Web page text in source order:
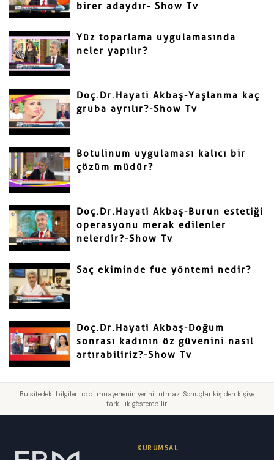
Gönder
birer adaydır- Show Tv
Yüz toparlama uygulamasında
neler yapılır?
Doç.Dr.Hayati Akbaş-Yaşlanma kaç
gruba ayrılır?-Show Tv
Botulinum uygulaması kalıcı bir
çözüm müdür?
Doç.Dr.Hayati Akbaş-Burun estetiği
operasyonu merak edilenler
nelerdir?-Show Tv
Saç ekiminde fue yöntemi nedir?
Doç.Dr.Hayati Akbaş-Doğum
sonrası kadının öz güvenini nasıl
artırabiliriz?-Show Tv
Bu sitedeki bilgiler tıbbi muayenenin yerini tutmaz. Sonuçlar kişiden kişiye
farklılık gösterebilir.
KURUMSAL